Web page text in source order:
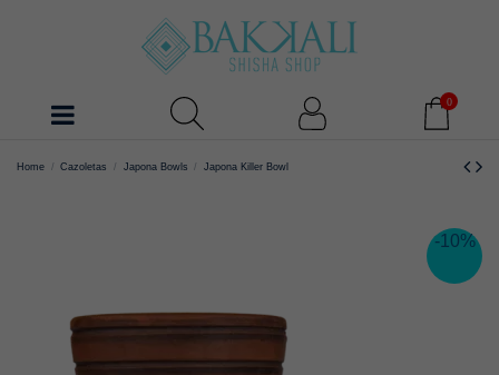
0
Home Cazoletas Japona Bowls Japona Killer Bowl
-10%